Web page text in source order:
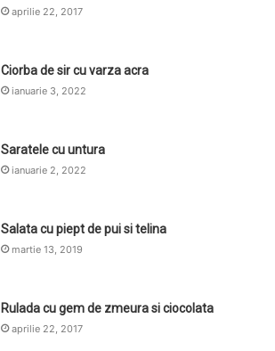
aprilie 22, 2017
Ciorba de sir cu varza acra
ianuarie 3, 2022
Saratele cu untura
ianuarie 2, 2022
Salata cu piept de pui si telina
martie 13, 2019
Rulada cu gem de zmeura si ciocolata
aprilie 22, 2017